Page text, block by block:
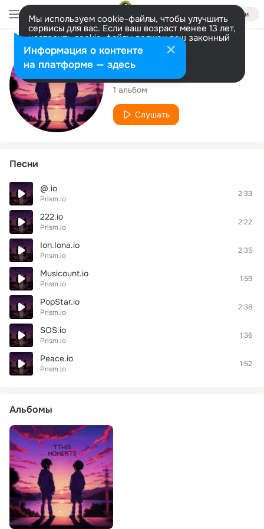
Войти
Мы используем cookie-файлы, чтобы улучшить
сервисы для вас. Если ваш возраст менее 13 лет,
настроить cookie-файлы должен ваш законный
представитель. Больше информации
Разрешить все Настроить
Исполнитель
Prism.io
1 альбом
Слушать
Песни
@.io
Prism.io
2:33
222.io
Prism.io
2:22
Ion.Iona.io
Prism.io
2:35
Musicount.io
Prism.io
1:59
PopStar.io
Prism.io
2:38
SOS.io
Prism.io
1:36
Peace.io
Prism.io
1:52
Альбомы
Информация о контенте
на платформе — здесь